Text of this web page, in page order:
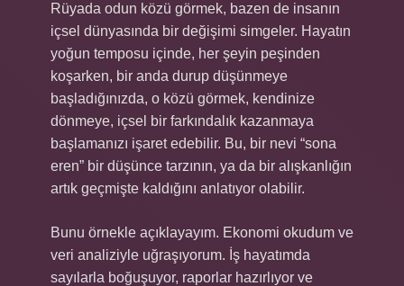
Rüyada odun közü görmek, bazen de insanın
içsel dünyasında bir değişimi simgeler. Hayatın
yoğun temposu içinde, her şeyin peşinden
koşarken, bir anda durup düşünmeye
başladığınızda, o közü görmek, kendinize
dönmeye, içsel bir farkındalık kazanmaya
başlamanızı işaret edebilir. Bu, bir nevi “sona
eren” bir düşünce tarzının, ya da bir alışkanlığın
artık geçmişte kaldığını anlatıyor olabilir.
Bunu örnekle açıklayayım. Ekonomi okudum ve
veri analiziyle uğraşıyorum. İş hayatımda
sayılarla boğuşuyor, raporlar hazırlıyor ve